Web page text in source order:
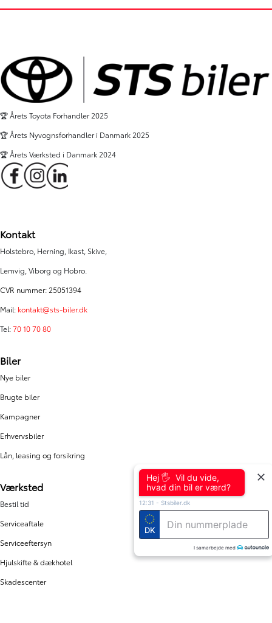
🏆 Årets Toyota Forhandler 2025
🏆 Årets Nyvognsforhandler i Danmark 2025
🏆 Årets Værksted i Danmark 2024
Kontakt
Holstebro, Herning, Ikast, Skive,
Lemvig, Viborg og Hobro.
CVR nummer: 25051394
Mail: kontakt@sts-biler.dk
Tel:70 10 70 80
Biler
Nye biler
Brugte biler
Kampagner
Erhvervsbiler
Lån, leasing og forsikring
Værksted
Bestil tid
Serviceaftale
Serviceeftersyn
Hjulskifte & dækhotel
Skadescenter
Hej 🖐 Vil du vide,
hvad din bil er værd?
12:31 - Stsbiler.dk
DK
I samarbejde med